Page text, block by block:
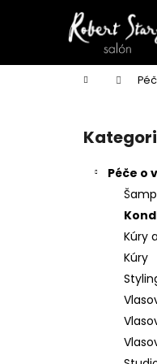
Domů
Přeskočit
kategorie
Péče o
Kúry
Kúry
í
Zpět
do
Zpět
do
VLASOVÁ